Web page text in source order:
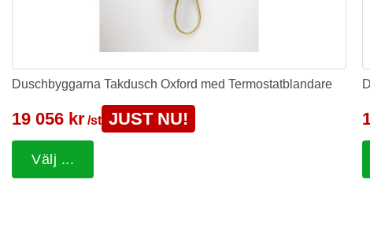
Duschbyggarna Takdusch Oxford med Termostatblandare
19 056 kr/st JUST NU!
Välj ...